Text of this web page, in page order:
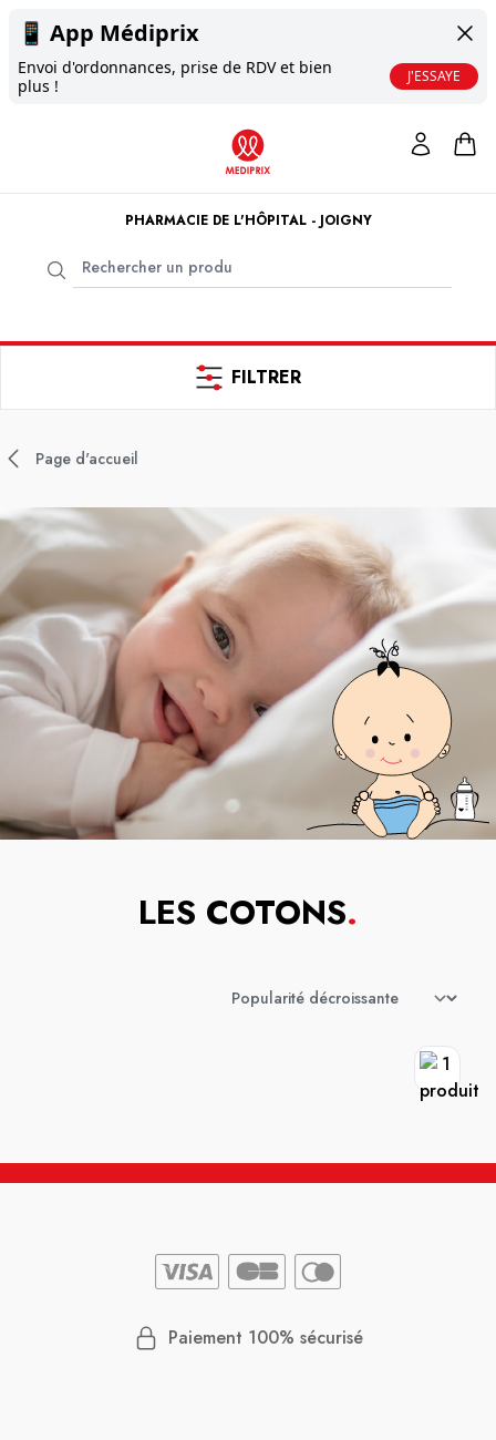
📱 App Médiprix
Envoi d'ordonnances, prise de RDV et bien
plus !
J'ESSAYE
PHARMACIE DE L'HÔPITAL - JOIGNY
FILTRER
Page d'accueil
LES COTONS.
Paiement 100% sécurisé